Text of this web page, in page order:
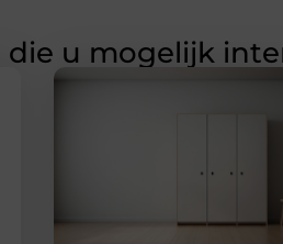
die u mogelijk